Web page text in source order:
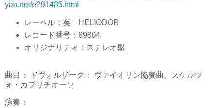
yan.net/e291485.html
レーベル：英 HELIODOR
レコード番号：89804
オリジナリティ：ステレオ盤
曲目： ドヴォルザーク： ヴァイオリン協奏曲、スケルツ
ォ・カプリチオーソ
演奏：